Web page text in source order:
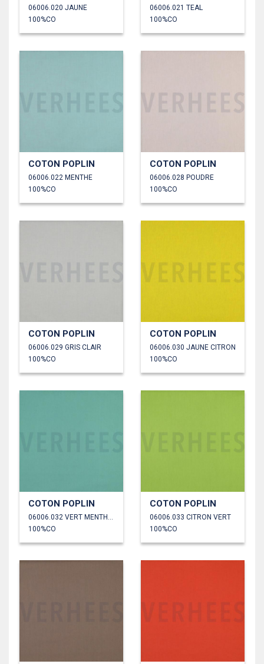
06006.020 JAUNE
100%CO
06006.021 TEAL
100%CO
COTON POPLIN
06006.022 MENTHE
100%CO
COTON POPLIN
06006.028 POUDRE
100%CO
COTON POPLIN
06006.029 GRIS CLAIR
100%CO
COTON POPLIN
06006.030 JAUNE CITRON
100%CO
COTON POPLIN
100%CO
COTON POPLIN
06006.033 CITRON VERT
100%CO